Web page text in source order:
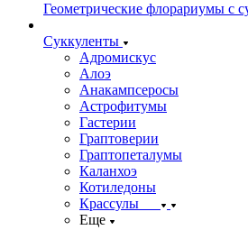
Геометрические флорариумы с
Суккуленты
Адромискус
Алоэ
Анакампсеросы
Астрофитумы
Гастерии
Граптоверии
Граптопеталумы
Каланхоэ
Котиледоны
Крассулы
Еще